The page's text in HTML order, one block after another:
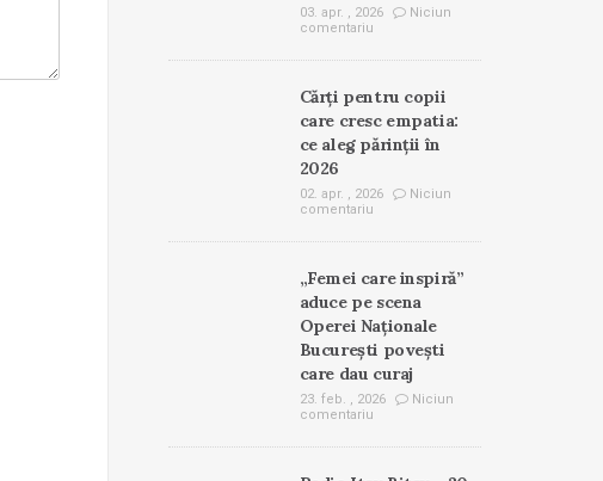
03. apr. , 2026
Niciun
comentariu
Cărți pentru copii
care cresc empatia:
ce aleg părinții în
2026
02. apr. , 2026
Niciun
comentariu
„Femei care inspiră”
aduce pe scena
Operei Naționale
București povești
care dau curaj
23. feb. , 2026
Niciun
comentariu